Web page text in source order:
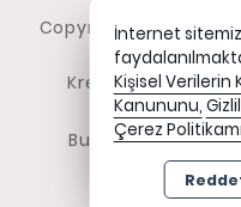
Copyright 2026
Kredi kartı
Bu site AKINSOFT
İnternet
Kişisel Verilerin
Kanununu,
Çerez